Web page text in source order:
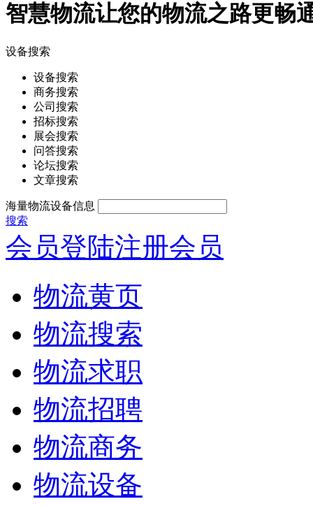
智慧物流让您的物流之路更畅
设备搜索
设备搜索
商务搜索
公司搜索
招标搜索
展会搜索
问答搜索
论坛搜索
文章搜索
海量物流设备信息
搜索
会员登陆注册会员
物流黄页
物流搜索
物流求职
物流招聘
物流商务
物流设备